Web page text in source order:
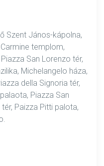
Szent János-kápolna,
templom,
San Lorenzo tér,
Michelangelo háza,
della Signoria tér,
Piazza San
Paizza Pitti palota,